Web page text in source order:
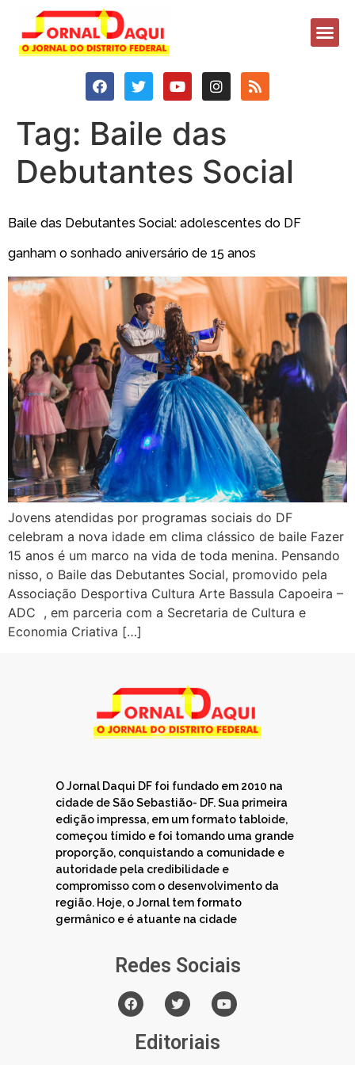
Tag: Baile das
Debutantes Social
Baile das Debutantes Social: adolescentes do DF
ganham o sonhado aniversário de 15 anos
Jovens atendidas por programas sociais do DF
celebram a nova idade em clima clássico de baile Fazer
15 anos é um marco na vida de toda menina. Pensando
nisso, o Baile das Debutantes Social, promovido pela
Associação Desportiva Cultura Arte Bassula Capoeira –
ADC , em parceria com a Secretaria de Cultura e
Economia Criativa […]
O Jornal Daqui DF foi fundado em 2010 na
cidade de São Sebastião- DF. Sua primeira
edição impressa, em um formato tabloide,
começou tímido e foi tomando uma grande
proporção, conquistando a comunidade e
autoridade pela credibilidade e
compromisso com o desenvolvimento da
região. Hoje, o Jornal tem formato
germânico e é atuante na cidade
Redes Sociais
Editoriais